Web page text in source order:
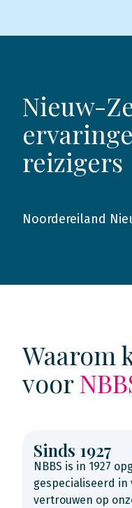
Nieuw-
reizigers
2017
Noordereiland
Waarom
voor
Sinds 1927
NBBS is in 1927
gespecialiseerd
vertrouwen op